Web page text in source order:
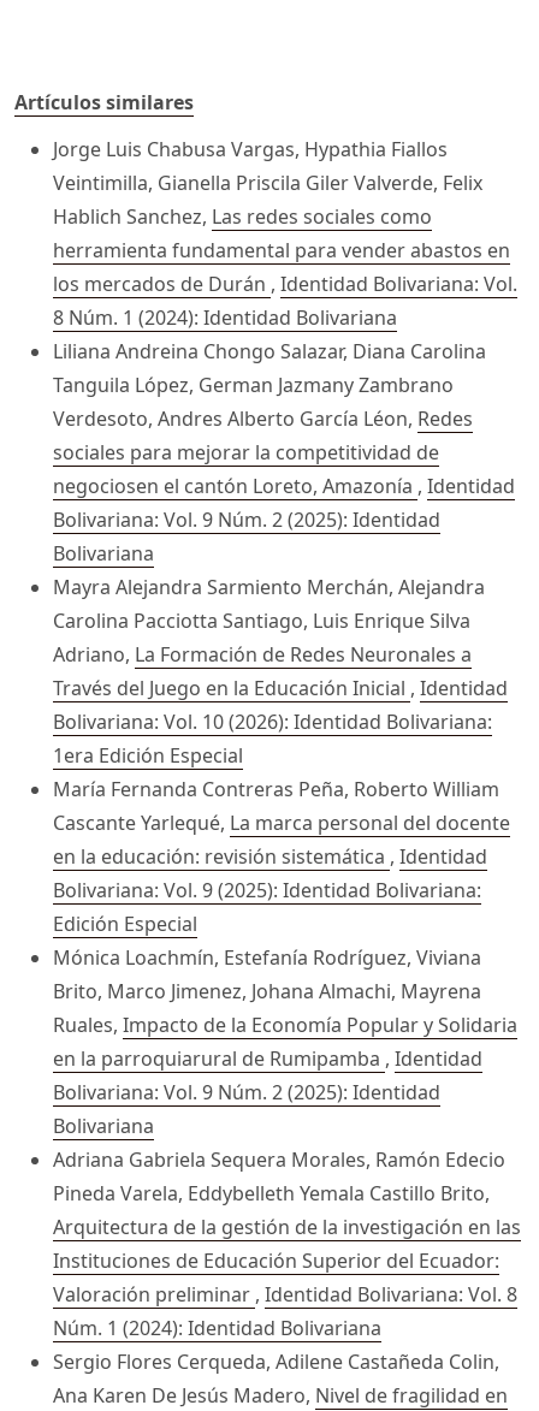
Artículos similares
Jorge Luis Chabusa Vargas, Hypathia Fiallos
Veintimilla, Gianella Priscila Giler Valverde, Felix
Hablich Sanchez, Las redes sociales como
herramienta fundamental para vender abastos en
los mercados de Durán , Identidad Bolivariana: Vol.
8 Núm. 1 (2024): Identidad Bolivariana
Liliana Andreina Chongo Salazar, Diana Carolina
Tanguila López, German Jazmany Zambrano
Verdesoto, Andres Alberto García Léon, Redes
sociales para mejorar la competitividad de
negociosen el cantón Loreto, Amazonía , Identidad
Bolivariana: Vol. 9 Núm. 2 (2025): Identidad
Bolivariana
Mayra Alejandra Sarmiento Merchán, Alejandra
Carolina Pacciotta Santiago, Luis Enrique Silva
Adriano, La Formación de Redes Neuronales a
Través del Juego en la Educación Inicial , Identidad
Bolivariana: Vol. 10 (2026): Identidad Bolivariana:
1era Edición Especial
María Fernanda Contreras Peña, Roberto William
Cascante Yarlequé, La marca personal del docente
en la educación: revisión sistemática , Identidad
Bolivariana: Vol. 9 (2025): Identidad Bolivariana:
Edición Especial
Mónica Loachmín, Estefanía Rodríguez, Viviana
Brito, Marco Jimenez, Johana Almachi, Mayrena
Ruales, Impacto de la Economía Popular y Solidaria
en la parroquiarural de Rumipamba , Identidad
Bolivariana: Vol. 9 Núm. 2 (2025): Identidad
Bolivariana
Adriana Gabriela Sequera Morales, Ramón Edecio
Pineda Varela, Eddybelleth Yemala Castillo Brito,
Arquitectura de la gestión de la investigación en las
Instituciones de Educación Superior del Ecuador:
Valoración preliminar , Identidad Bolivariana: Vol. 8
Núm. 1 (2024): Identidad Bolivariana
Sergio Flores Cerqueda, Adilene Castañeda Colin,
Ana Karen De Jesús Madero, Nivel de fragilidad en